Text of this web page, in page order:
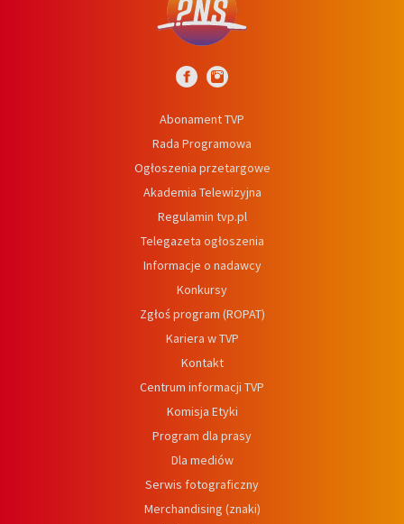
Abonament TVP
Rada Programowa
Ogłoszenia przetargowe
Akademia Telewizyjna
Regulamin tvp.pl
Telegazeta ogłoszenia
Informacje o nadawcy
Konkursy
Zgłoś program (ROPAT)
Kariera w TVP
Kontakt
Centrum informacji TVP
Komisja Etyki
Program dla prasy
Dla mediów
Serwis fotograficzny
Merchandising (znaki)